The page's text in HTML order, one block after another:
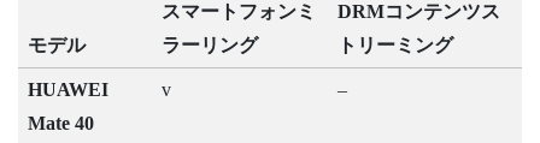
モデル
スマートフォンミ
ラーリング
DRMコンテンツス
トリーミング
HUAWEI
Mate 40
v –